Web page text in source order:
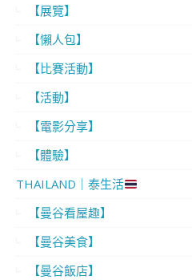
【展覽】
【懶人包】
【比賽活動】
【活動】
【電影分享】
【體驗】
THAILAND｜泰生活
【曼谷看屋趣】
【曼谷美食】
【曼谷飯店】